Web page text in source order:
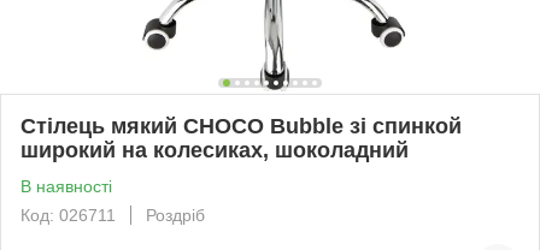
Стілець мякий CHOCO Bubble зі спинкой
широкий на колесиках, шоколадний
В наявності
Код: 026711
Роздріб